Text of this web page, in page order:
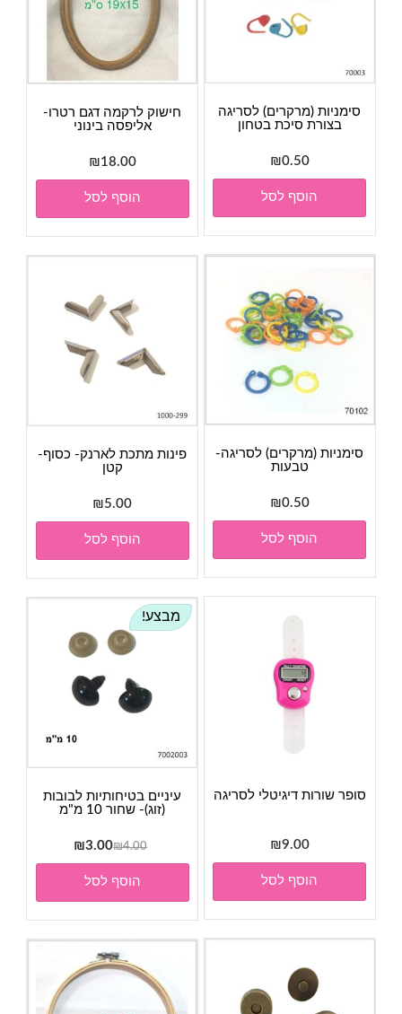
סימניות (מרקרים) לסריגה
בצורת סיכת בטחון
₪0.50
הוסף לסל
חישוק לרקמה דגם רטרו-
אליפסה בינוני
₪18.00
הוסף לסל
סימניות (מרקרים) לסריגה-
טבעות
₪0.50
הוסף לסל
פינות מתכת לארנק- כסוף-
קטן
₪5.00
הוסף לסל
סופר שורות דיגיטלי לסריגה
₪9.00
הוסף לסל
מבצע!
עיניים בטיחותיות לבובות
(זוג)- שחור 10 מ"מ
₪4.00
המחיר
המקורי
היה:
₪4.00.
₪3.00
המחיר
הנוכחי
₪3.00.
הוסף לסל